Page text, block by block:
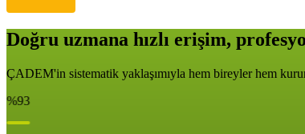
Doğru uzmana hızlı erişim,
ÇADEM'in sistematik yaklaşımıyla hem bireyler hem
%93